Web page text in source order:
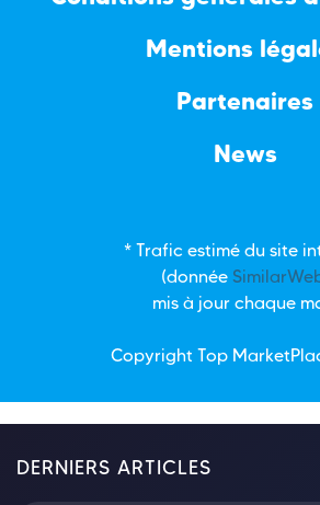
Mentions
Partenaires
News
* Trafic estimé du site
(donnée
mis à jour chaque
Copyright Top
DERNIERS ARTICLES